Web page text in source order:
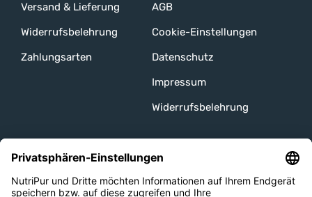
Versand & Lieferung
Widerrufsbelehrung
Zahlungsarten
AGB
Cookie-Einstellungen
Datenschutz
Impressum
Widerrufsbelehrung
Unsere Channels